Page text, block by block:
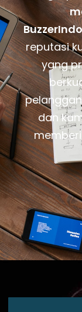
reputasi
yang
dan